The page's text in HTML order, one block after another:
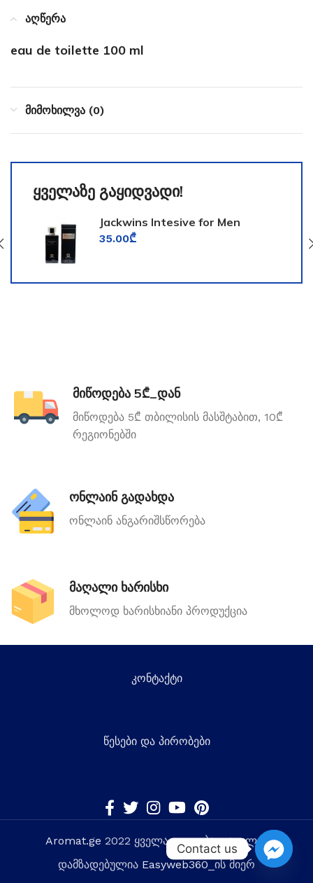
აღწერა
eau de toilette 100 ml
მიმოხილვა (0)
ყველაზე გაყიდვადი!
Jackwins Intesive for Men
35.00₾
მიწოდება 5₾_დან
მიწოდება 5₾ თბილისის მასშტაბით, 10₾
რეგიონებში
ონლაინ გადახდა
ონლაინ ანგარიშსწორება
მაღალი ხარისხი
მხოლოდ ხარისხიანი პროდუქცია
კონტაქტი
წესები და პირობები
Aromat.ge 2022 ყველა უფლება დაცულია
დამზადებულია Easyweb360 _ის მიერ
Contact us